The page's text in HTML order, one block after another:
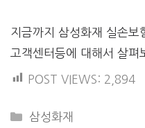
지금까지 삼성화재 실손보
고객센터등에 대해서 살펴
POST VIEWS: 2,894
CATEGORIES
삼성화재